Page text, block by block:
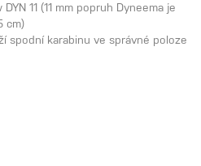
11 (11 mm popruh Dyneema je
cm)
spodní karabinu ve správné poloze